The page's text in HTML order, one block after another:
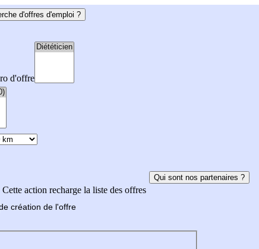
d'offres d'emploi ?
d'offre
Cette action recharge la liste des offres
Qui sont nos partenaires ?
création de l'offre